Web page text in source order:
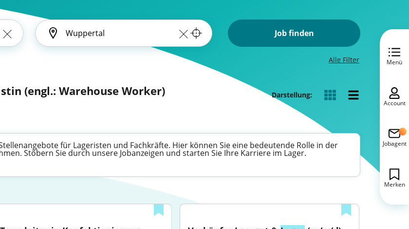
Job finden
Alle Filter
(engl.: Warehouse Worker) Darstellung:
für Lageristen und Fachkräfte. Hier können Sie eine bedeutende Rolle in der
Stöbern Sie durch unsere Jobanzeigen und starten Sie Ihre Karriere im Lager.
Menü
Account
Jobagent
Merken